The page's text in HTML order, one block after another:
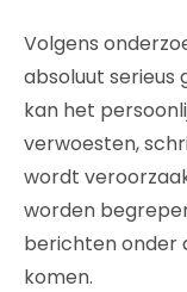
Volgens
absoluut serieus
kan het
verwoesten,
wordt
worden
berichten onder
komen.